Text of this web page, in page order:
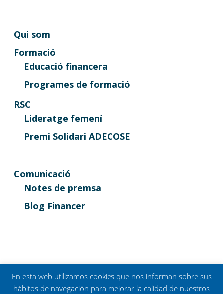
Qui som
Formació
Educació financera
Programes de formació
RSC
Lideratge femení
Premi Solidari ADECOSE
Comunicació
Notes de premsa
Blog Financer
En esta web utilizamos cookies que nos informan sobre sus
hábitos de navegación para mejorar la calidad de nuestros